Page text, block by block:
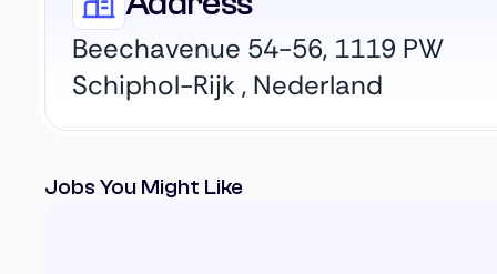
Beechavenue 54-56, 1119 PW
Schiphol-Rijk , Nederland
Jobs You Might Like